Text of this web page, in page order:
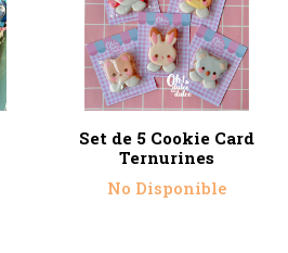
Set de 5 Cookie Card
Ternurines
No Disponible